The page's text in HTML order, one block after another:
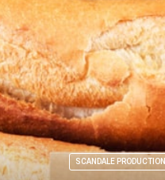
SCANDALE PRODUCTION